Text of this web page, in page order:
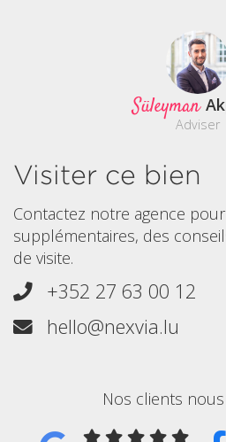
Süleyman
Adviser
Visiter ce bien
Contactez notre agence
supplémentaires, des
de visite.
+352 27 63 00 12
hello@nexvia.lu
Nos clients